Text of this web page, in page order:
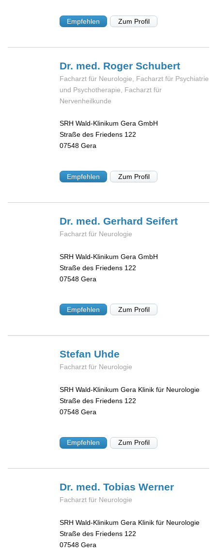
Empfehlen Zum Profil
Dr. med. RogerSchubert
Facharzt für Neurologie, Facharzt für Psychiatrie
und Psychotherapie, Facharzt für
Nervenheilkunde
SRH Wald-Klinikum Gera GmbH
Straße des Friedens 122
07548 Gera
Empfehlen Zum Profil
Dr. med. GerhardSeifert
Facharzt für Neurologie
SRH Wald-Klinikum Gera GmbH
Straße des Friedens 122
07548 Gera
Empfehlen Zum Profil
Stefan Uhde
Facharzt für Neurologie
SRH Wald-Klinikum Gera Klinik für Neurologie
Straße des Friedens 122
07548 Gera
Empfehlen Zum Profil
Dr. med. TobiasWerner
Facharzt für Neurologie
SRH Wald-Klinikum Gera Klinik für Neurologie
Straße des Friedens 122
07548 Gera